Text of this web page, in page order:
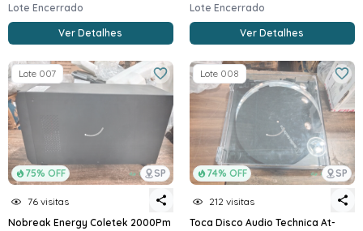
Lote Encerrado
Ver Detalhes
Lote Encerrado
Ver Detalhes
75% OFF SP
Lote 007
76 visitas
Nobreak Energy Coletek 2000Pm
74% OFF SP
Lote 008
212 visitas
Toca Disco Audio Technica At-